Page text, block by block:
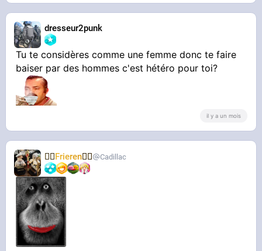
dresseur2punk
Tu te considères comme une femme donc te faire
baiser par des hommes c'est hétéro pour toi?
il y a un mois
🧝‍♀️Frieren🧝‍♀️ Cadillac